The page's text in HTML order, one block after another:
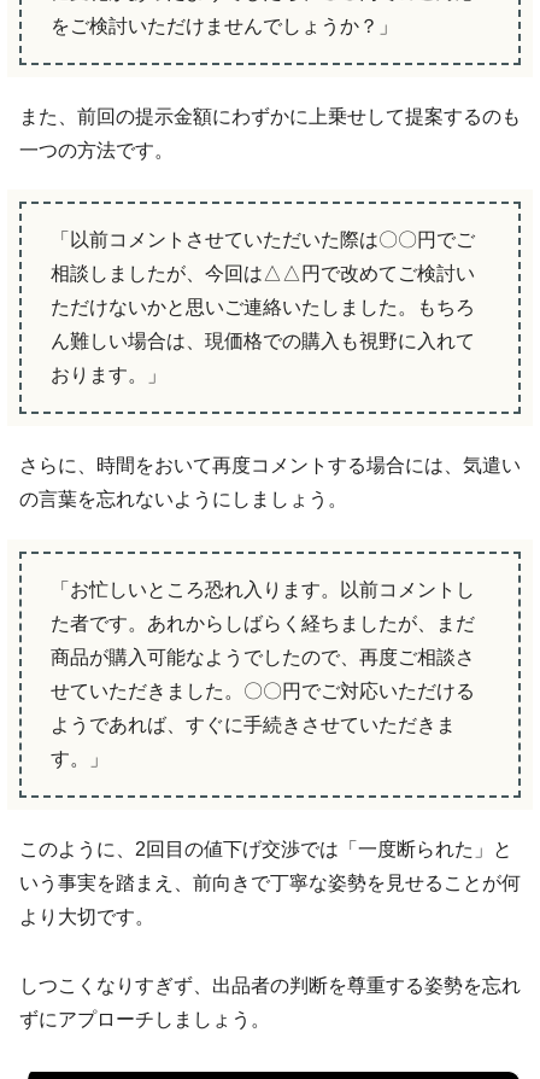
をご検討いただけませんでしょうか？」
また、前回の提示金額にわずかに上乗せして提案するのも
一つの方法です。
「以前コメントさせていただいた際は〇〇円でご
相談しましたが、今回は△△円で改めてご検討い
ただけないかと思いご連絡いたしました。もちろ
ん難しい場合は、現価格での購入も視野に入れて
おります。」
さらに、時間をおいて再度コメントする場合には、気遣い
の言葉を忘れないようにしましょう。
「お忙しいところ恐れ入ります。以前コメントし
た者です。あれからしばらく経ちましたが、まだ
商品が購入可能なようでしたので、再度ご相談さ
せていただきました。〇〇円でご対応いただける
ようであれば、すぐに手続きさせていただきま
す。」
このように、2回目の値下げ交渉では「一度断られた」と
いう事実を踏まえ、前向きで丁寧な姿勢を見せることが何
より大切です。
しつこくなりすぎず、出品者の判断を尊重する姿勢を忘れ
ずにアプローチしましょう。